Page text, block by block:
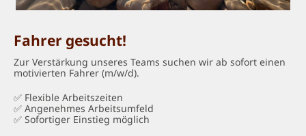
Fahrer gesucht!
Zur Verstärkung unseres Teams suchen wir ab sofort einen
motivierten Fahrer (m/w/d).
✅ Flexible Arbeitszeiten
✅ Angenehmes Arbeitsumfeld
✅ Sofortiger Einstieg möglich